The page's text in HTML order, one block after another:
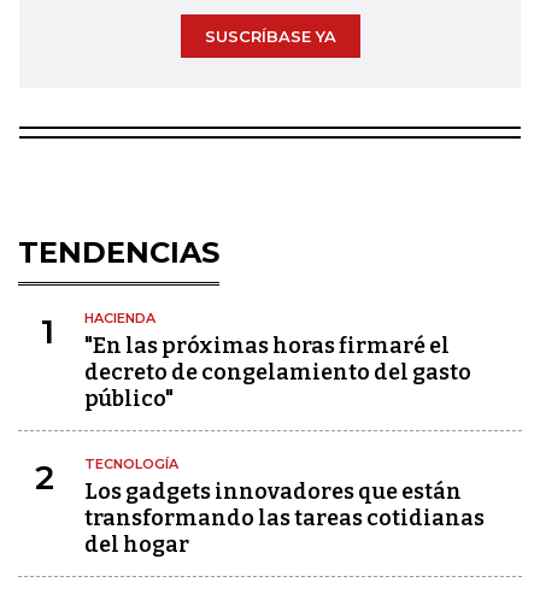
SUSCRÍBASE YA
TENDENCIAS
1 HACIENDA
"En las próximas horas firmaré el
decreto de congelamiento del gasto
público"
2 TECNOLOGÍA
Los gadgets innovadores que están
transformando las tareas cotidianas
del hogar